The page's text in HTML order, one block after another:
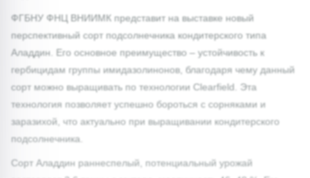
ФГБНУ ФНЦ ВНИИМК представит на выставке новый
перспективный сорт подсолнечника кондитерского типа
Аладдин. Его основное преимущество – устойчивость к
гербицидам группы имидазолинонов, благодаря чему данный
сорт можно выращивать по технологии Clearfield. Эта
технология позволяет успешно бороться с сорняками и
заразихой, что актуально при выращивании кондитерского
подсолнечника.
Сорт Аладдин раннеспелый, потенциальный урожай